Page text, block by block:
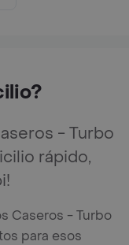
- Turbo
rápido,
Caseros - Turbo
para esos